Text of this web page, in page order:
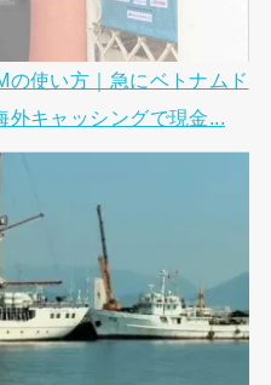
の使い方｜急にベトナムド
外キャッシングで現金...